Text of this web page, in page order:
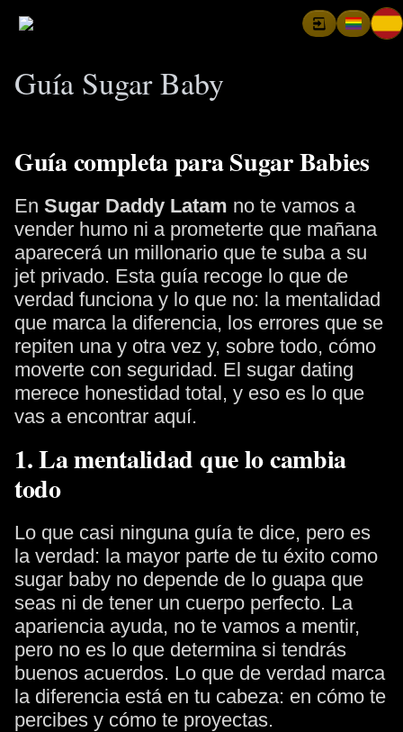
Guía Sugar Baby
Guía completa para Sugar Babies
En Sugar Daddy Latam no te vamos a
vender humo ni a prometerte que mañana
aparecerá un millonario que te suba a su
jet privado. Esta guía recoge lo que de
verdad funciona y lo que no: la mentalidad
que marca la diferencia, los errores que se
repiten una y otra vez y, sobre todo, cómo
moverte con seguridad. El sugar dating
merece honestidad total, y eso es lo que
vas a encontrar aquí.
1. La mentalidad que lo cambia
todo
Lo que casi ninguna guía te dice, pero es
la verdad: la mayor parte de tu éxito como
sugar baby no depende de lo guapa que
seas ni de tener un cuerpo perfecto. La
apariencia ayuda, no te vamos a mentir,
pero no es lo que determina si tendrás
buenos acuerdos. Lo que de verdad marca
la diferencia está en tu cabeza: en cómo te
percibes y cómo te proyectas.